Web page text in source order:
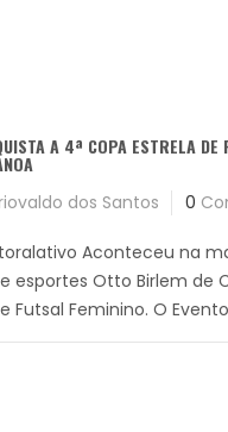
A 4ª COPA ESTRELA DE
dos Santos 0
Aconteceu na
esportes Otto Birlem de
Futsal Feminino. O